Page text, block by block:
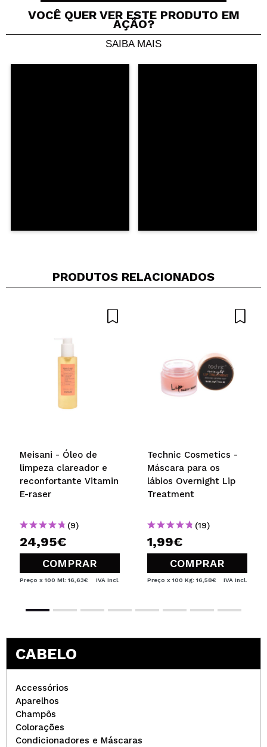
VOCÊ QUER VER ESTE PRODUTO EM
AÇÃO?
SAIBA MAIS
PRODUTOS RELACIONADOS
Meisani - Óleo de
limpeza clareador e
reconfortante Vitamin
E-raser
(9)
24,95€
COMPRAR
Preço x 100 Ml: 16,63€ IVA Incl.
Technic Cosmetics -
Máscara para os
lábios Overnight Lip
Treatment
(19)
1,99€
COMPRAR
Preço x 100 Kg: 16,58€ IVA Incl.
CABELO
Accessórios
Aparelhos
Champôs
Colorações
Condicionadores e Máscaras